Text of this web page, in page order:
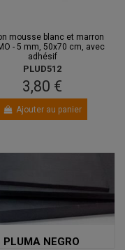
mousse blanc et marron
- 5 mm, 50x70 cm, avec
adhésif
PLUD512
3,80 €
Ajouter au panier
PLUMA NEGRO